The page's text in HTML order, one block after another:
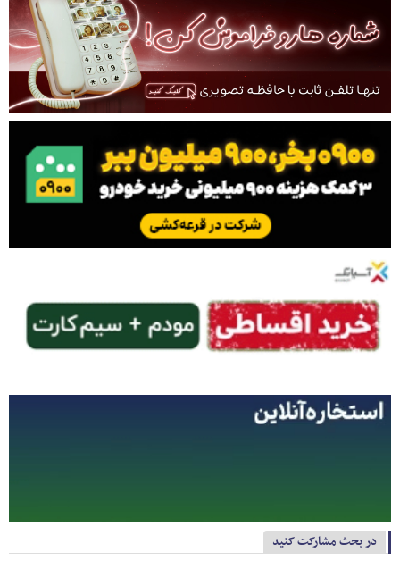
در بحث مشارکت کنید